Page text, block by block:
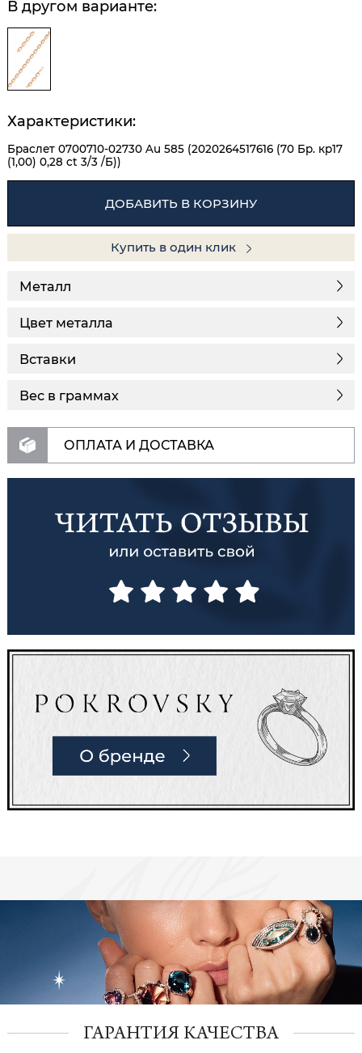
В другом варианте:
Характеристики:
Браслет 0700710-02730 Au 585 (2020264517616 (70 Бр. кр17
(1,00) 0,28 ct 3/3 /Б))
ДОБАВИТЬ В КОРЗИНУ
Купить в один клик
Металл
Цвет металла
Вставки
Вес в граммах
ОПЛАТА И ДОСТАВКА
ГАРАНТИЯ КАЧЕСТВА